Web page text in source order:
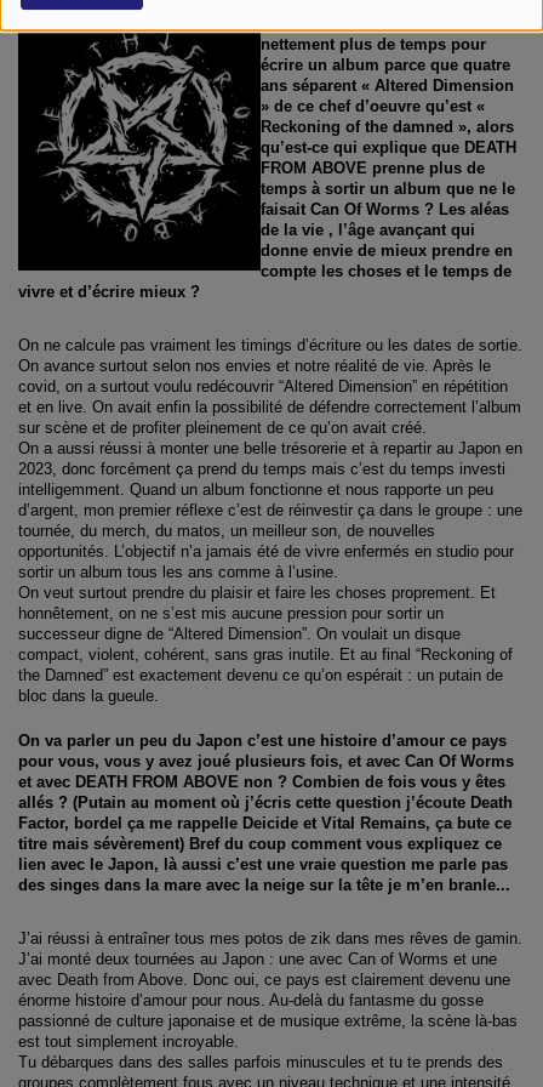
nettement plus de temps pour
écrire un album parce que quatre
ans séparent « Altered Dimension
» de ce chef d’oeuvre qu’est «
Reckoning of the damned », alors
qu’est-ce qui explique que DEATH
FROM ABOVE prenne plus de
temps à sortir un album que ne le
faisait Can Of Worms ? Les aléas
de la vie , l’âge avançant qui
donne envie de mieux prendre en
compte les choses et le temps de
vivre et d’écrire mieux ?
On ne calcule pas vraiment les timings d’écriture ou les dates de sortie.
On avance surtout selon nos envies et notre réalité de vie. Après le
covid, on a surtout voulu redécouvrir “Altered Dimension” en répétition
et en live. On avait enfin la possibilité de défendre correctement l’album
sur scène et de profiter pleinement de ce qu’on avait créé.
On a aussi réussi à monter une belle trésorerie et à repartir au Japon en
2023, donc forcément ça prend du temps mais c’est du temps investi
intelligemment. Quand un album fonctionne et nous rapporte un peu
d’argent, mon premier réflexe c’est de réinvestir ça dans le groupe : une
tournée, du merch, du matos, un meilleur son, de nouvelles
opportunités. L’objectif n’a jamais été de vivre enfermés en studio pour
sortir un album tous les ans comme à l’usine.
On veut surtout prendre du plaisir et faire les choses proprement. Et
honnêtement, on ne s’est mis aucune pression pour sortir un
successeur digne de “Altered Dimension”. On voulait un disque
compact, violent, cohérent, sans gras inutile. Et au final “Reckoning of
the Damned” est exactement devenu ce qu’on espérait : un putain de
bloc dans la gueule.
On va parler un peu du Japon c’est une histoire d’amour ce pays
pour vous, vous y avez joué plusieurs fois, et avec Can Of Worms
et avec DEATH FROM ABOVE non ? Combien de fois vous y êtes
allés ? (Putain au moment où j’écris cette question j’écoute Death
Factor, bordel ça me rappelle Deicide et Vital Remains, ça bute ce
titre mais sévèrement) Bref du coup comment vous expliquez ce
lien avec le Japon, là aussi c’est une vraie question me parle pas
des singes dans la mare avec la neige sur la tête je m’en branle...
J’ai réussi à entraîner tous mes potos de zik dans mes rêves de gamin.
J’ai monté deux tournées au Japon : une avec Can of Worms et une
avec Death from Above. Donc oui, ce pays est clairement devenu une
énorme histoire d’amour pour nous. Au-delà du fantasme du gosse
passionné de culture japonaise et de musique extrême, la scène là-bas
est tout simplement incroyable.
Tu débarques dans des salles parfois minuscules et tu te prends des
groupes complètement fous avec un niveau technique et une intensité